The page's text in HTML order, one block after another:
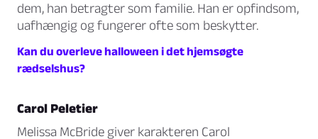
dem, han betragter som familie. Han er opfindsom,
uafhængig og fungerer ofte som beskytter.
Kan du overleve halloween i det hjemsøgte
rædselshus?
Carol Peletier
Melissa McBride giver karakteren Carol